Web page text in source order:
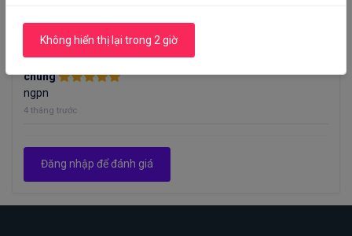
4 tháng trước
chung
ngpn
4 tháng trước
Đăng nhập để đánh giá
Không hiển thị lại trong 2 giờ